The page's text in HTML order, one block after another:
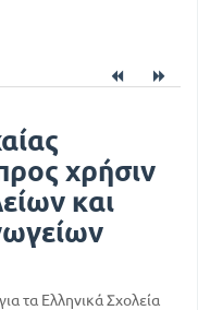
χρήσιν
και
τα Ελληνικά Σχολεία